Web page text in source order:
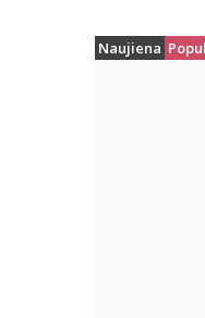
Naujiena